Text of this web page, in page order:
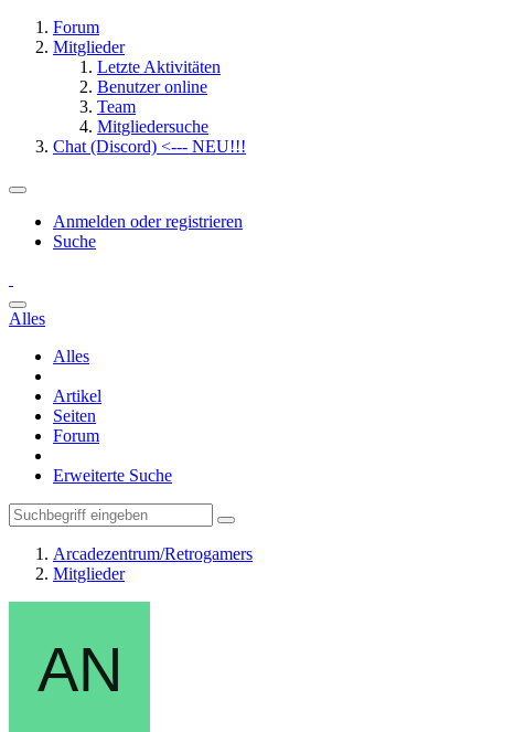
Forum
Mitglieder
Letzte Aktivitäten
Benutzer online
Team
Mitgliedersuche
Chat (Discord) <--- NEU!!!
Anmelden oder registrieren
Suche
Alles
Alles
Artikel
Seiten
Forum
Erweiterte Suche
Arcadezentrum/Retrogamers
Mitglieder